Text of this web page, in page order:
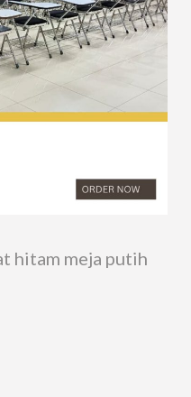
hitam meja putih